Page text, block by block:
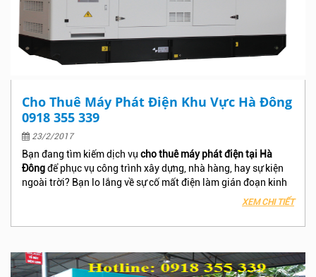
Cho Thuê Máy Phát Điện Khu Vực Hà Đông
0918 355 339
23/2/2017
Bạn đang tìm kiếm dịch vụ cho thuê máy phát điện tại Hà
Đôngđể phục vụ công trình xây dựng, nhà hàng, hay sự kiện
ngoài trời? Bạn lo lắng về sự cố mất điện làm gián đoạn kinh
XEM CHI TIẾT